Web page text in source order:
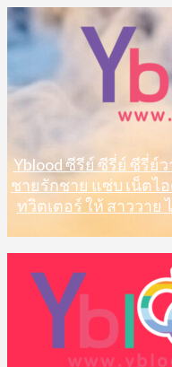
Skip
to
content
Yblood ซีรีย์ ซีรี่ย์ ซีรี่ย์
ชายรักชาย แซ่บ เน็ตไ
ทวิตเตอร์ ให้ สาววาย
Menu